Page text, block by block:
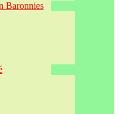
Baronnies